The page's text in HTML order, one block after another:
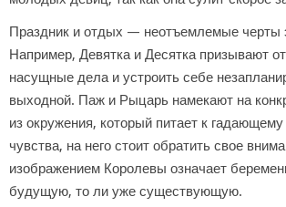
Праздник и отдых — неотъемлемые черты
Например, Девятка и Десятка призывают
насущные дела и устроить себе
выходной. Паж и Рыцарь намекают на
из окружения, который питает к
чувства, на него стоит обратить свое
изображением Королевы означает
будущую, то ли уже существующую.